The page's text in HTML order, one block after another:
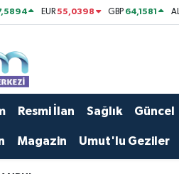
EUR55,0398 GBP 64,1581
Resmi İlan Sağlık Güncel
Magazin Umut'lu Geziler
Haritası